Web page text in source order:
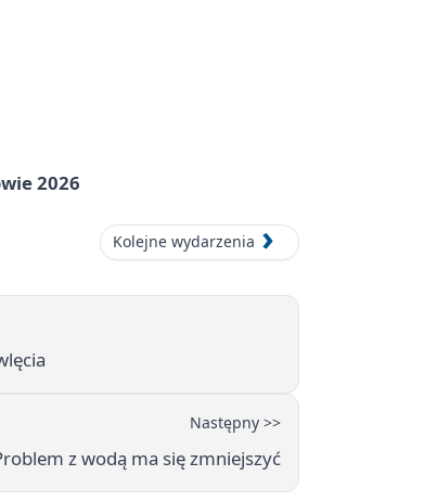
2026
Kolejne wydarzenia
Następny >>
z wodą ma się zmniejszyć